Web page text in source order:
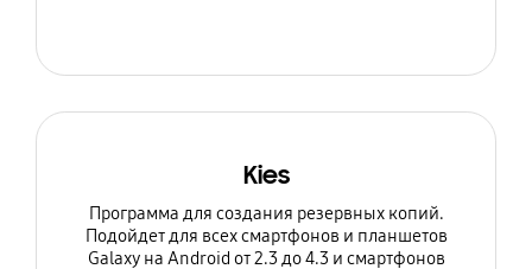
Kies
Программа для создания резервных копий.
Подойдет для всех смартфонов и планшетов
Galaxy на Android от 2.3 до 4.3 и смартфонов